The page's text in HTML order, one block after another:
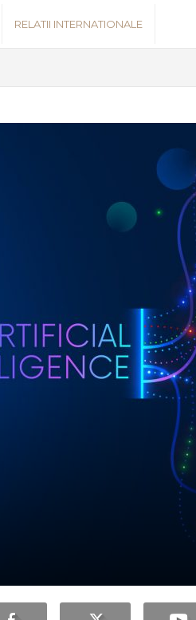
RELATII INTERNATIONALE